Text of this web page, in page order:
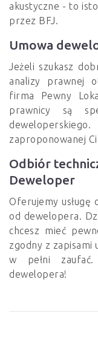
akustyczne - to
przez BFJ.
Umowa
Jeżeli szukasz
analizy prawnej
firma Pewny
prawnicy są
zaproponowanej
Odbiór
Deweloper
Oferujemy usługę
od dewelopera.
chcesz mieć
zgodny z zapisami
w pełni
dewelopera!